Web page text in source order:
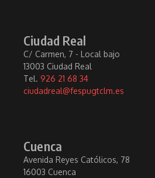
Ciudad Real
C/ Carmen, 7 - Local bajo
13003 Ciudad Real
Tel. 926 21 68 34
ciudadreal@fespugtclm.es
Cuenca
Avenida Reyes Católicos, 78
16003 Cuenca